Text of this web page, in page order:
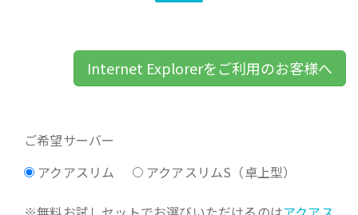
Internet Explorerをご利用のお客様へ
ご希望サーバー
アクアスリム
アクアスリムS（卓上型）